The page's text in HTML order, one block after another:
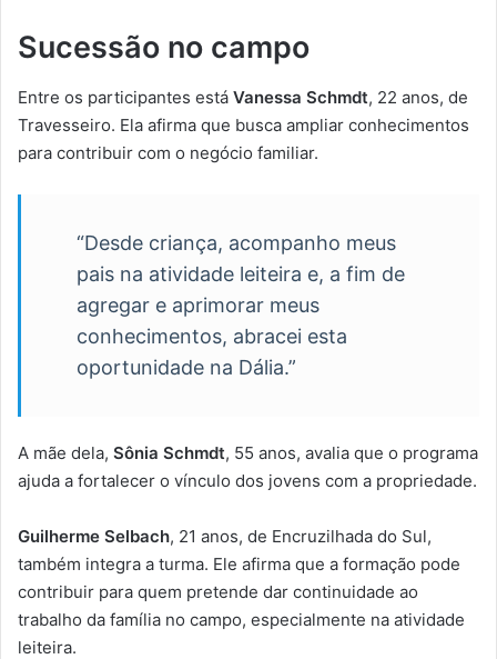
Sucessão no campo
Entre os participantes está Vanessa Schmdt, 22 anos, de
Travesseiro. Ela afirma que busca ampliar conhecimentos
para contribuir com o negócio familiar.
“Desde criança, acompanho meus
pais na atividade leiteira e, a fim de
agregar e aprimorar meus
conhecimentos, abracei esta
oportunidade na Dália.”
A mãe dela, Sônia Schmdt, 55 anos, avalia que o programa
ajuda a fortalecer o vínculo dos jovens com a propriedade.
Guilherme Selbach, 21 anos, de Encruzilhada do Sul,
também integra a turma. Ele afirma que a formação pode
contribuir para quem pretende dar continuidade ao
trabalho da família no campo, especialmente na atividade
leiteira.